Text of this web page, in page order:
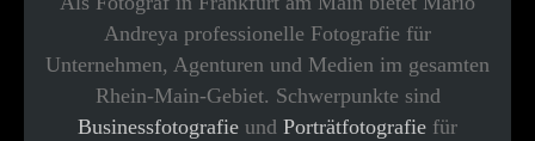
Andreya professionelle Fotografie für
Unternehmen, Agenturen und Medien im gesamten
Rhein-Main-Gebiet. Schwerpunkte sind
Businessfotografie und Porträtfotografie für